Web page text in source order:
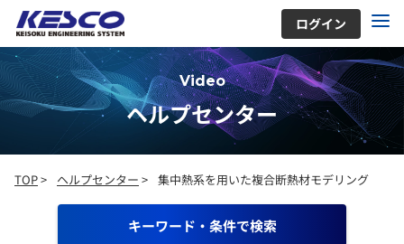
ログイン
Video
ヘルプセンター
TOP> ヘルプセンター > 集中熱系を用いた複合断熱材モデリング
キーワード・条件で検索